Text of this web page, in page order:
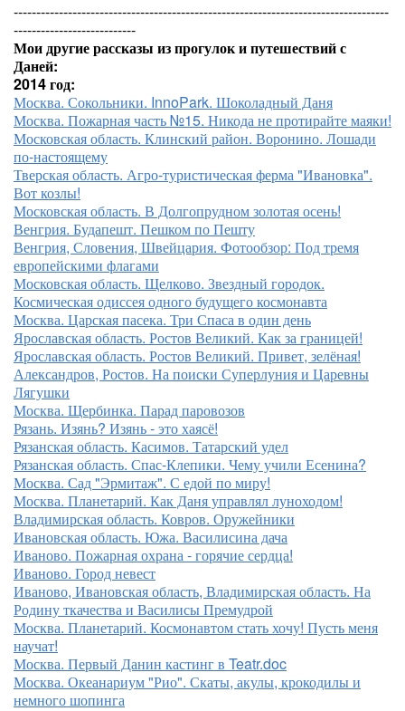
-----------------------------------------------------------------------------------
---------------------------
Мои другие рассказы из прогулок и путешествий с
Даней:
2014 год:
Москва. Сокольники. InnoPark. Шоколадный Даня
Москва. Пожарная часть №15. Никода не протирайте маяки!
Московская область. Клинский район. Воронино. Лошади
по-настоящему
Тверская область. Агро-туристическая ферма "Ивановка".
Вот козлы!
Московская область. В Долгопрудном золотая осень!
Венгрия. Будапешт. Пешком по Пешту
Венгрия, Словения, Швейцария. Фотообзор: Под тремя
европейскими флагами
Московская область. Щелково. Звездный городок.
Космическая одиссея одного будущего космонавта
Москва. Царская пасека. Три Спаса в один день
Ярославская область. Ростов Великий. Как за границей!
Ярославская область. Ростов Великий. Привет, зелёная!
Александров, Ростов. На поиски Суперлуния и Царевны
Лягушки
Москва. Щербинка. Парад паровозов
Рязань. Изянь? Изянь - это хаясё!
Рязанская область. Касимов. Татарский удел
Рязанская область. Спас-Клепики. Чему учили Есенина?
Москва. Сад "Эрмитаж". С едой по миру!
Москва. Планетарий. Как Даня управлял луноходом!
Владимирская область. Ковров. Оружейники
Ивановская область. Южа. Василисина дача
Иваново. Пожарная охрана - горячие сердца!
Иваново. Город невест
Иваново, Ивановская область, Владимирская область. На
Родину ткачества и Василисы Премудрой
Москва. Планетарий. Космонавтом стать хочу! Пусть меня
научат!
Москва. Первый Данин кастинг в Teatr.doc
Москва. Океанариум "Рио". Скаты, акулы, крокодилы и
немного шопинга